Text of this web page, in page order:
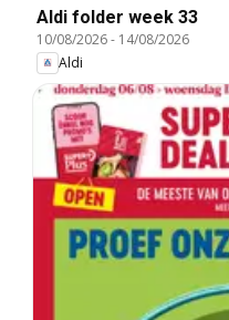
Aldi folder week 33
10/08/2026- 14/08/2026
Aldi